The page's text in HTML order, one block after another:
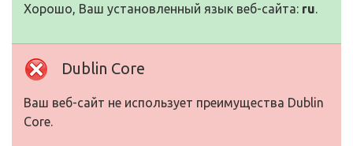
Хорошо, Ваш установленный язык веб-сайта: ru.
Dublin Core
Ваш веб-сайт не использует преимущества Dublin
Core.